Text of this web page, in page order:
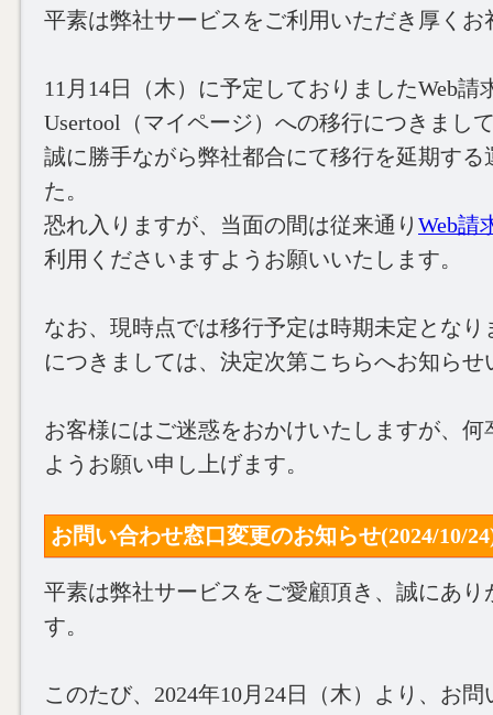
平素は弊社サービスをご利用いただき厚くお
11月14日（木）に予定しておりましたWeb請
Usertool（マイページ）への移行につきまし
誠に勝手ながら弊社都合にて移行を延期する
た。
恐れ入りますが、当面の間は従来通り Web請
利用くださいますようお願いいたします。
なお、現時点では移行予定は時期未定となり
につきましては、決定次第こちらへお知らせ
お客様にはご迷惑をおかけいたしますが、何
ようお願い申し上げます。
お問い合わせ窓口変更のお知らせ(2024/10/
平素は弊社サービスをご愛顧頂き、誠にあり
す。
このたび、2024年10月24日（木）より、お